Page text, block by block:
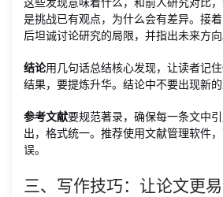
是挑战已有观点，为什么会有差异。接
后坦诚讨论研究的局限，并指出未来方向
结论用几句话总结核心发现，让读者记
结果，要提炼升华。结论中不要出现新的
参考文献要规范著录，确保每一条文中
出，格式统一。推荐使用文献管理软件
误。
三、写作技巧：让论文更